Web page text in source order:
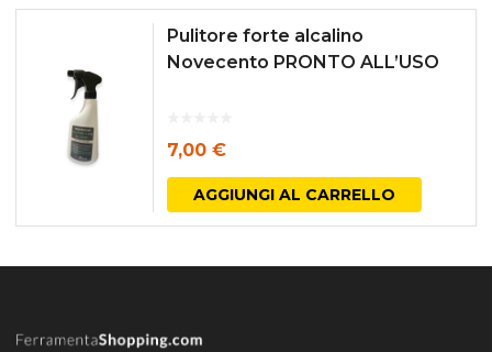
Pulitore forte alcalino
Novecento PRONTO ALL’USO
7,00 €
AGGIUNGI AL CARRELLO